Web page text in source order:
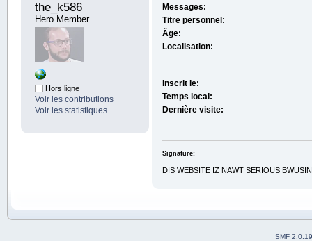
the_k586
Hero Member
Hors ligne
Voir les contributions
Voir les statistiques
Messages:
Titre personnel:
Âge:
Localisation:
Inscrit le:
Temps local:
Dernière visite:
Signature:
DIS WEBSITE IZ NAWT SERIOUS
SMF 2.0.19